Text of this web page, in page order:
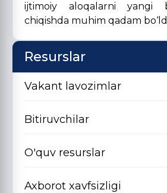
ijtimoiy aloqalarni yangi
chiqishda muhim qadam
Resurslar
Vakant lavozimlar
Bitiruvchilar
O'quv resurslar
Axborot xavfsizligi